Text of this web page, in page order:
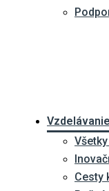
Vzdelávanie
Cesty